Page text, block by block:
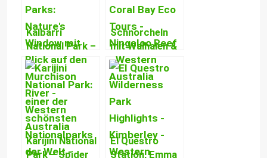
erleben!
Kalbarri
National Park –
Murchison
River, Nature’s
Window & Tiefe
Canyons
Schnorcheln
mit Walhaien &
gigantischen
Mondfischen –
Eine Coral Bay
Sensation!
Karijini National
Park – Spider
El Questro
Station, Emma